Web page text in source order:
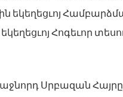
եկեղեցւոյ
Հոգեւոր
Սրբազան